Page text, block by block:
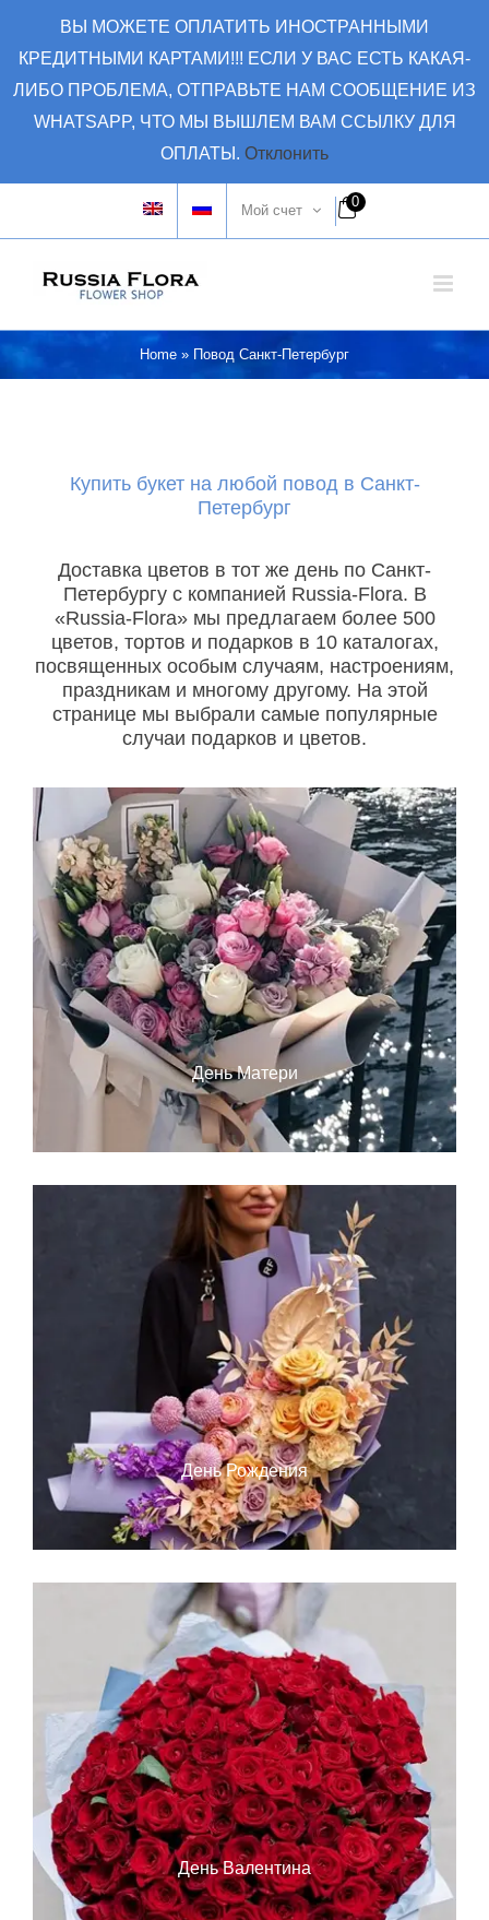
ВЫ МОЖЕТЕ ОПЛАТИТЬ ИНОСТРАННЫМИ
КРЕДИТНЫМИ КАРТАМИ!!! ЕСЛИ У ВАС ЕСТЬ КАКАЯ-
ЛИБО ПРОБЛЕМА, ОТПРАВЬТЕ НАМ СООБЩЕНИЕ ИЗ
WHATSAPP, ЧТО МЫ ВЫШЛЕМ ВАМ ССЫЛКУ ДЛЯ
ОПЛАТЫ. Отклонить
Мой счет
0
Home » Повод Санкт-Петербург
Купить букет на любой повод в Санкт-
Петербург
Доставка цветов в тот же день по Санкт-
Петербургу с компанией Russia-Flora. В
«Russia-Flora» мы предлагаем более 500
цветов, тортов и подарков в 10 каталогах,
посвященных особым случаям, настроениям,
праздникам и многому другому. На этой
странице мы выбрали самые популярные
случаи подарков и цветов.
День Матери
День Рождения
День Валентина